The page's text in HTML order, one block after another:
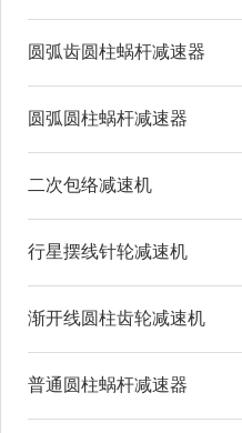
圆弧齿圆柱蜗杆减速器
圆弧圆柱蜗杆减速器
二次包络减速机
行星摆线针轮减速机
渐开线圆柱齿轮减速机
普通圆柱蜗杆减速器